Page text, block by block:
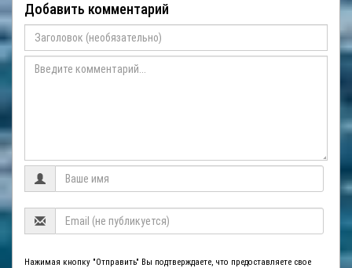
Добавить комментарий
Нажимая кнопку "Отправить" Вы подтверждаете, что предоставляете свое